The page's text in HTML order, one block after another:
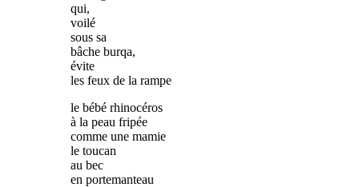
qui,
voilé
sous sa
bâche burqa,
évite
les feux de la rampe
le bébé rhinocéros
à la peau fripée
comme une mamie
le toucan
au bec
en portemanteau